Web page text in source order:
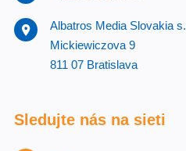
Albatros Media Slovakia
Mickiewiczova 9
811 07 Bratislava
Sledujte nás na sieti